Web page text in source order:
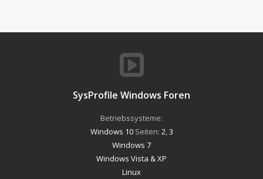
SysProfile Windows Foren
Betriebssysteme:
Windows 10Seiten: 2 3
Windows 7
Windows Vista & XP
Linux